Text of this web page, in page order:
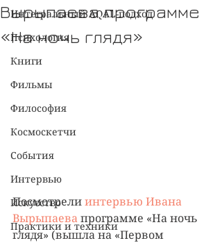
Интегральный AQAL-подход
Психология
Книги
Фильмы
Философия
Космоскетчи
События
Интервью
Искусство
Практики и техники
Вырыпаева программе
«На ночь глядя»
Посмотрели интервью Ивана
Вырыпаева программе «На ночь
глядя» (вышла на «Первом